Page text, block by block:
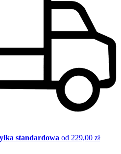
standardowa od 229,00 zł